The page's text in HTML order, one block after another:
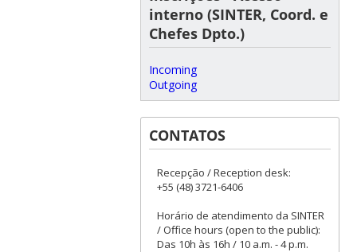
interno (SINTER, Coord. e
Chefes Dpto.)
Incoming
Outgoing
CONTATOS
Recepção / Reception desk:
+55 (48) 3721-6406
Horário de atendimento da SINTER
/ Office hours (open to the public):
Das 10h às 16h / 10 a.m. - 4 p.m.